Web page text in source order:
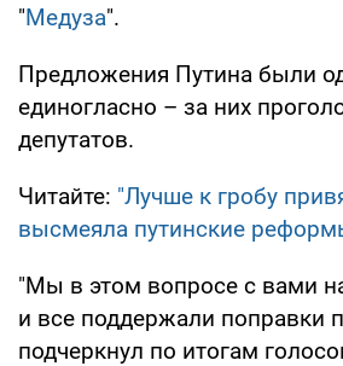
"Медуза".
Предложения Путина были
единогласно – за них
депутатов.
Читайте: "Лучше к гробу
высмеяла путинские
"Мы в этом вопросе с вами
и все поддержали поправки
подчеркнул по итогам